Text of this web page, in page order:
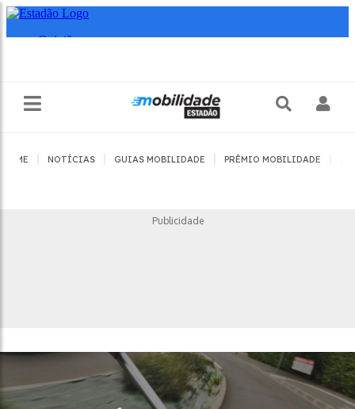
HOME NOTÍCIAS GUIAS MOBILIDADE PRÊMIO MOBILIDADE
Publicidade